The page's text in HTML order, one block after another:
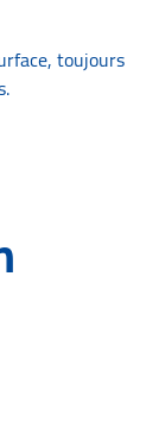
toujours